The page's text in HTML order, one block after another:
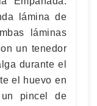
lámina de
láminas
un tenedor
durante el
el huevo en
pincel de